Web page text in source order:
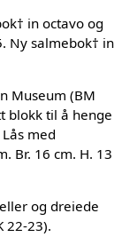
in octavo og
Ny salmebok† in
Museum (BM
blokk til å henge
med
Br. 16 cm. H. 13
og dreiede
22-23).